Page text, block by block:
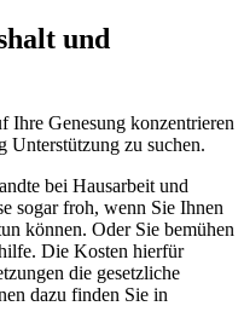
und
Ihre Genesung konzentrieren
Unterstützung zu suchen.
bei Hausarbeit und
sogar froh, wenn Sie Ihnen
können. Oder Sie bemühen
Die Kosten hierfür
die gesetzliche
dazu finden Sie in